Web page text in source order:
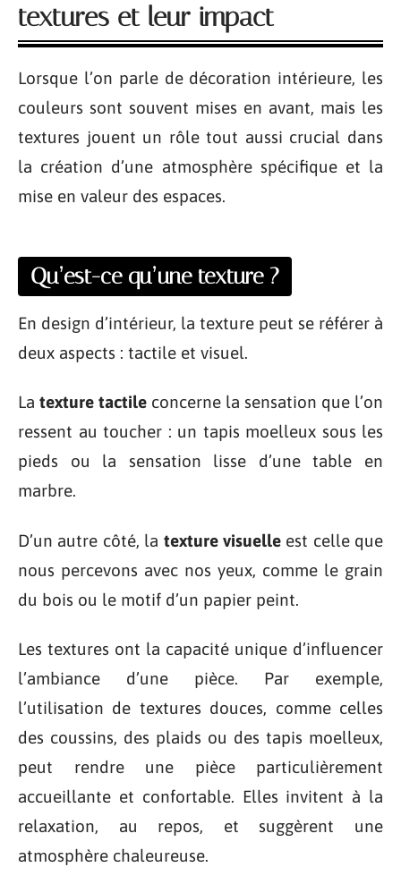
textures et leur impact
Lorsque l’on parle de décoration intérieure, les
couleurs sont souvent mises en avant, mais les
textures jouent un rôle tout aussi crucial dans
la création d’une atmosphère spécifique et la
mise en valeur des espaces.
Qu’est-ce qu’une texture ?
En design d’intérieur, la texture peut se référer à
deux aspects : tactile et visuel.
La texture tactile concerne la sensation que l’on
ressent au toucher : un tapis moelleux sous les
pieds ou la sensation lisse d’une table en
marbre.
D’un autre côté, la texture visuelle est celle que
nous percevons avec nos yeux, comme le grain
du bois ou le motif d’un papier peint.
Les textures ont la capacité unique d’influencer
l’ambiance d’une pièce. Par exemple,
l’utilisation de textures douces, comme celles
des coussins, des plaids ou des tapis moelleux,
peut rendre une pièce particulièrement
accueillante et confortable. Elles invitent à la
relaxation, au repos, et suggèrent une
atmosphère chaleureuse.